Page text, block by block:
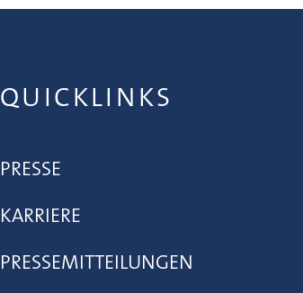
QUICKLINKS
PRESSE
KARRIERE
PRESSEMITTEILUNGEN